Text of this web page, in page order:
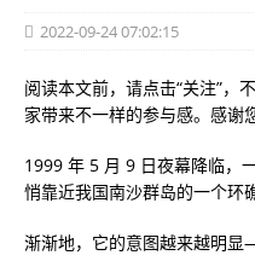
2022-09-24 07:02:15
阅读本文前，请点击“关注”，
家带来不一样的参与感。感谢
1999 年 5 月 9 日夜幕降临，
悄靠近我国南沙群岛的一个环礁
渐渐地，它的意图越来越明